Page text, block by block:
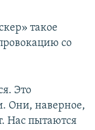
такое
со
Это
Они, наверное,
Нас пытаются